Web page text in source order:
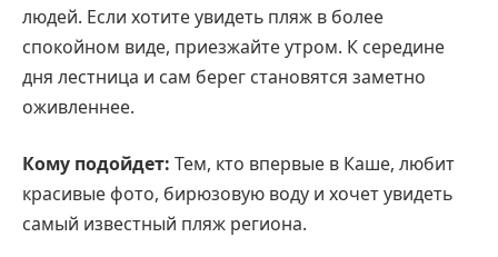
людей. Если хотите увидеть пляж в более
спокойном виде, приезжайте утром. К середине
дня лестница и сам берег становятся заметно
оживленнее.
Кому подойдет: Тем, кто впервые в Каше, любит
красивые фото, бирюзовую воду и хочет увидеть
самый известный пляж региона.